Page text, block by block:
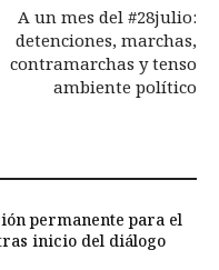
A un mes del #28julio:
detenciones, marchas,
contramarchas y tenso
ambiente político
permanente para el
inicio del diálogo